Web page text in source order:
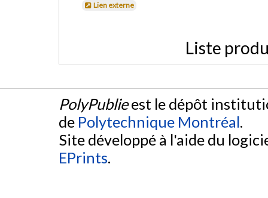
Lien externe
Liste
PolyPublieest le dépôt
de Polytechnique Montréal.
Site développé à l'aide du
EPrints.